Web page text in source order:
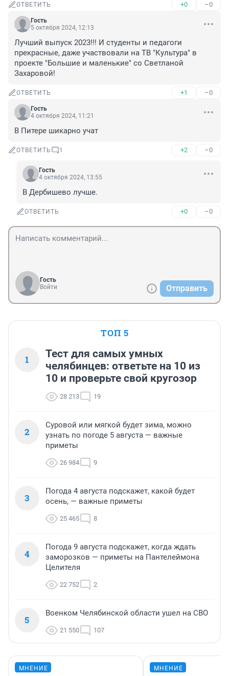
ОТВЕТИТЬ +0 –0
Гость
5 октября 2024, 12:13
Лучший выпуск 2023!!! И студенты и педагоги
прекрасные, даже участвовали на ТВ "Культура" в
проекте "Большие и маленькие" со Светланой
Захаровой!
ОТВЕТИТЬ +1 –0
Гость
4 октября 2024, 11:21
В Питере шикарно учат
ОТВЕТИТЬ 1 +2 –0
Гость
4 октября 2024, 13:55
В Дербишево лучше.
ОТВЕТИТЬ +0 –0
Гость
Войти
Отправить
ТОП 5
1
Тест для самых умных
челябинцев: ответьте на 10 из
10 и проверьте свой кругозор
28 213 19
2
Суровой или мягкой будет зима, можно
узнать по погоде 5 августа — важные
приметы
26 984 9
3
Погода 4 августа подскажет, какой будет
осень, — важные приметы
25 465 8
4
Погода 9 августа подскажет, когда ждать
заморозков — приметы на Пантелеймона
Целителя
22 752 2
5
Военком Челябинской области ушел на СВО
21 550 107
МНЕНИЕ МНЕНИЕ